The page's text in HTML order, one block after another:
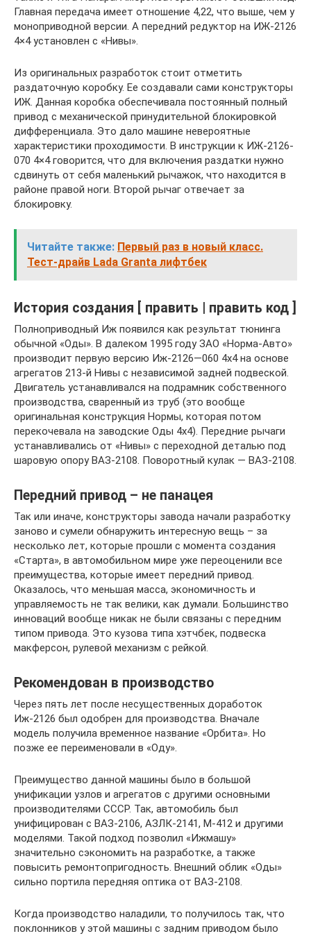
Главная передача имеет отношение 4,22, что выше, чем у
моноприводной версии. А передний редуктор на ИЖ-2126
4×4 установлен с «Нивы».
Из оригинальных разработок стоит отметить
раздаточную коробку. Ее создавали сами конструкторы
ИЖ. Данная коробка обеспечивала постоянный полный
привод с механической принудительной блокировкой
дифференциала. Это дало машине невероятные
характеристики проходимости. В инструкции к ИЖ-2126-
070 4×4 говорится, что для включения раздатки нужно
сдвинуть от себя маленький рычажок, что находится в
районе правой ноги. Второй рычаг отвечает за
блокировку.
Читайте также: Первый раз в новый класс.
Тест-драйв Lada Granta лифтбек
История создания [ править | править код ]
Полноприводный Иж появился как результат тюнинга
обычной «Оды». В далеком 1995 году ЗАО «Норма-Авто»
производит первую версию Иж-2126—060 4х4 на основе
агрегатов 213-й Нивы с независимой задней подвеской.
Двигатель устанавливался на подрамник собственного
производства, сваренный из труб (это вообще
оригинальная конструкция Нормы, которая потом
перекочевала на заводские Оды 4х4). Передние рычаги
устанавливались от «Нивы» с переходной деталью под
шаровую опору ВАЗ-2108. Поворотный кулак — ВАЗ-2108.
Передний привод – не панацея
Так или иначе, конструкторы завода начали разработку
заново и сумели обнаружить интересную вещь – за
несколько лет, которые прошли с момента создания
«Старта», в автомобильном мире уже переоценили все
преимущества, которые имеет передний привод.
Оказалось, что меньшая масса, экономичность и
управляемость не так велики, как думали. Большинство
инноваций вообще никак не были связаны с передним
типом привода. Это кузова типа хэтчбек, подвеска
макферсон, рулевой механизм с рейкой.
Рекомендован в производство
Через пять лет после несущественных доработок
Иж-2126 был одобрен для производства. Вначале
модель получила временное название «Орбита». Но
позже ее переименовали в «Оду».
Преимущество данной машины было в большой
унификации узлов и агрегатов с другими основными
производителями СССР. Так, автомобиль был
унифицирован с ВАЗ-2106, АЗЛК-2141, М-412 и другими
моделями. Такой подход позволил «Ижмашу»
значительно сэкономить на разработке, а также
повысить ремонтопригодность. Внешний облик «Оды»
сильно портила передняя оптика от ВАЗ-2108.
Когда производство наладили, то получилось так, что
поклонников у этой машины с задним приводом было